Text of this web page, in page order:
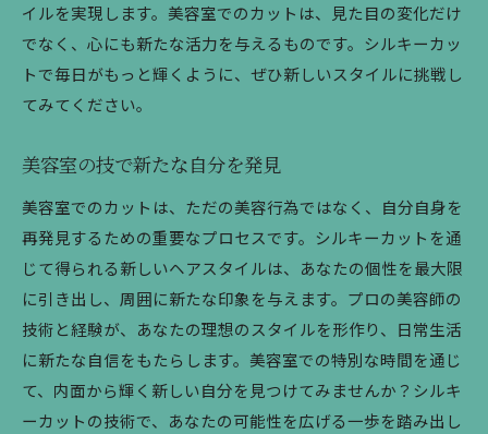
イルを実現します。美容室でのカットは、見た目の変化だけ
でなく、心にも新たな活力を与えるものです。シルキーカッ
トで毎日がもっと輝くように、ぜひ新しいスタイルに挑戦し
てみてください。
美容室の技で新たな自分を発見
美容室でのカットは、ただの美容行為ではなく、自分自身を
再発見するための重要なプロセスです。シルキーカットを通
じて得られる新しいヘアスタイルは、あなたの個性を最大限
に引き出し、周囲に新たな印象を与えます。プロの美容師の
技術と経験が、あなたの理想のスタイルを形作り、日常生活
に新たな自信をもたらします。美容室での特別な時間を通じ
て、内面から輝く新しい自分を見つけてみませんか？シルキ
ーカットの技術で、あなたの可能性を広げる一歩を踏み出し